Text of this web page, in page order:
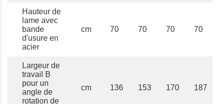
Hauteur de
lame avec
bande
d'usure en
acier
cm 70 70 70 70
Largeur de
travail B
pour un
angle de
rotation de
cm 136 153 170 187